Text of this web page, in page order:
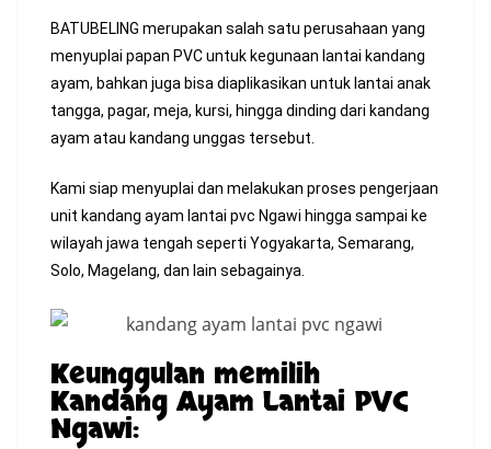
BATUBELING merupakan salah satu perusahaan yang
menyuplai papan PVC untuk kegunaan lantai kandang
ayam, bahkan juga bisa diaplikasikan untuk lantai anak
tangga, pagar, meja, kursi, hingga dinding dari kandang
ayam atau kandang unggas tersebut.
Kami siap menyuplai dan melakukan proses pengerjaan
unit kandang ayam lantai pvc Ngawi hingga sampai ke
wilayah jawa tengah seperti Yogyakarta, Semarang,
Solo, Magelang, dan lain sebagainya.
Keunggulan memilih
Kandang Ayam Lantai PVC
Ngawi: